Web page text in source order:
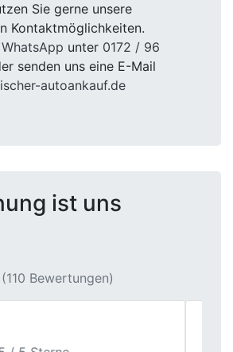
Sie gerne unsere
Kontaktmöglichkeiten.
WhatsApp unter 0172 / 96
senden uns eine E-Mail
autoankauf.de
ist uns
Bewertungen)